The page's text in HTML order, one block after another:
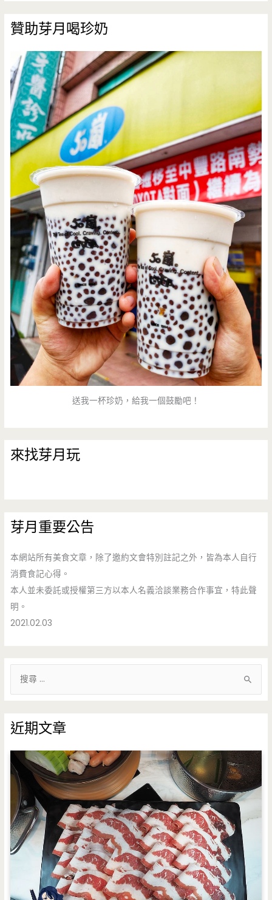
贊助芽月喝珍奶
送我一杯珍奶，給我一個鼓勵吧！
來找芽月玩
芽月重要公告
本網站所有美食文章，除了邀約文會特別註記之外，皆為本人自行
消費食記心得。
本人並未委託或授權第三方以本人名義洽談業務合作事宜，特此聲
明。
2021.02.03
鍵
字
:
近期文章